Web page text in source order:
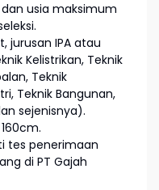
usia maksimum
jurusan IPA atau
Kelistrikan, Teknik
Teknik
Teknik Bangunan,
sejenisnya).
tes penerimaan
di PT Gajah